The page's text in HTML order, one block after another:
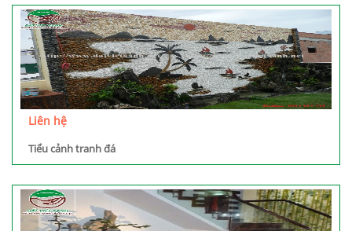
Liên hệ
Tiểu cảnh tranh đá